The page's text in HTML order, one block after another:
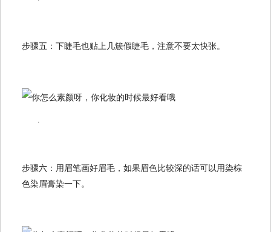
步骤五：下睫毛也贴上几簇假睫毛，注意不要太快张。
步骤六：用眉笔画好眉毛，如果眉色比较深的话可以用染棕
色染眉膏染一下。